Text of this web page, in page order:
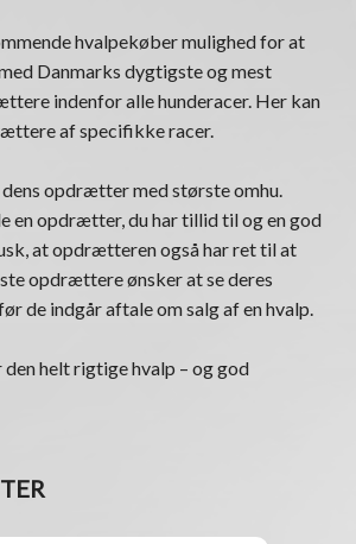
hvalpekøber mulighed for at
Danmarks dygtigste og mest
indenfor alle hunderacer. Her kan
af specifikke racer.
opdrætter med største omhu.
en opdrætter, du har tillid til og en god
at opdrætteren også har ret til at
opdrættere ønsker at se deres
de indgår aftale om salg af en hvalp.
den helt rigtige hvalp – og god